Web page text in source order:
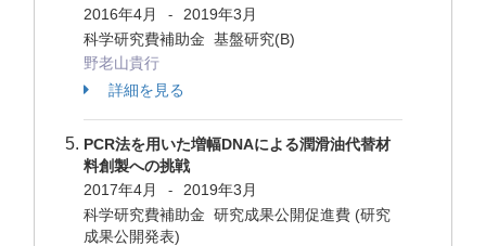
2016年4月
-
2019年3月
科学研究費補助金 基盤研究(B)
野老山貴行
詳細を見る
PCR法を用いた増幅DNAによる潤滑油代替材
料創製への挑戦
2017年4月
-
2019年3月
科学研究費補助金 研究成果公開促進費 (研究
成果公開発表)